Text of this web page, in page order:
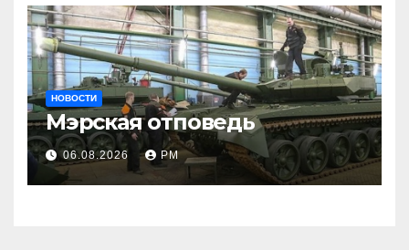
НОВОСТИ
Мэрская отповедь
06.08.2026 РМ